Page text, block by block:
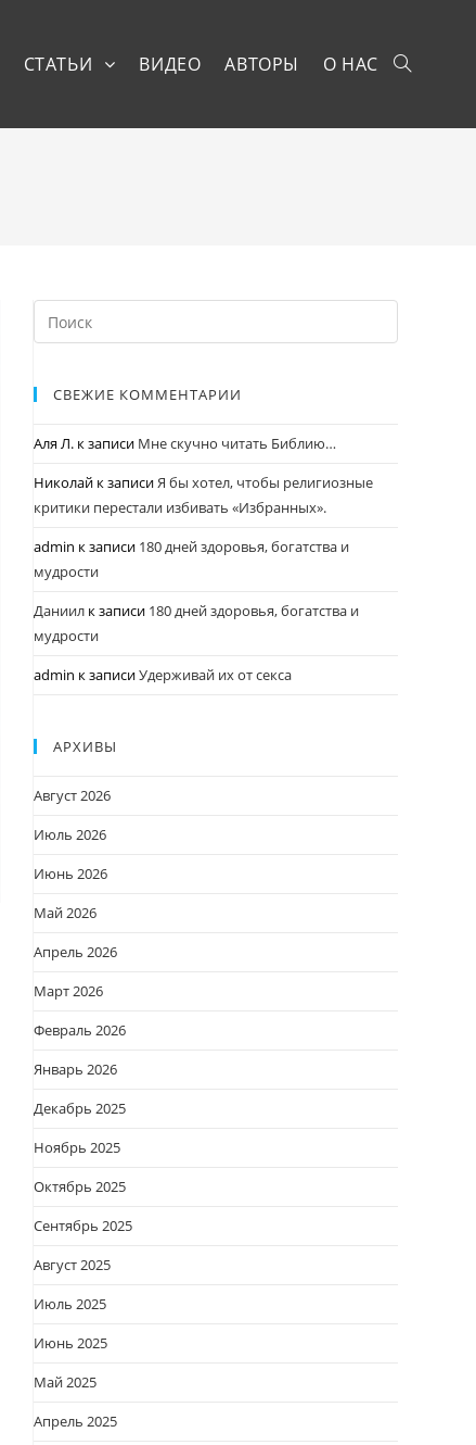
СТАТЬИ ВИДЕО АВТОРЫ О НАС
СВЕЖИЕ КОММЕНТАРИИ
Аля Л. к записи Мне скучно читать Библию…
Николай к записиЯ бы хотел, чтобы религиозные
критики перестали избивать «Избранных».
admin к записи 180 дней здоровья, богатства и
мудрости
Даниил к записи 180 дней здоровья, богатства и
мудрости
admin к записиУдерживай их от секса
АРХИВЫ
Август 2026
Июль 2026
Июнь 2026
Май 2026
Апрель 2026
Март 2026
Февраль 2026
Январь 2026
Декабрь 2025
Ноябрь 2025
Октябрь 2025
Сентябрь 2025
Август 2025
Июль 2025
Июнь 2025
Май 2025
Апрель 2025